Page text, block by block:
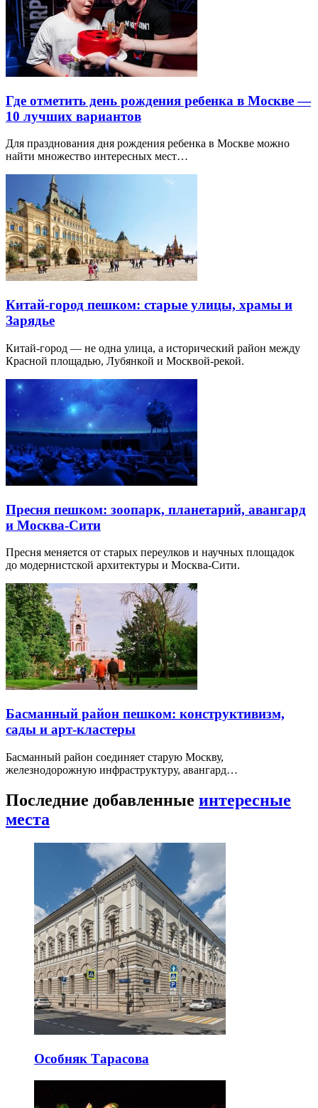
Где отметить день рождения ребенка в Москве —
10 лучших вариантов
Для празднования дня рождения ребенка в Москве можно
найти множество интересных мест…
Китай-город пешком: старые улицы, храмы и
Зарядье
Китай-город — не одна улица, а исторический район между
Красной площадью, Лубянкой и Москвой-рекой.
Пресня пешком: зоопарк, планетарий, авангард
и Москва-Сити
Пресня меняется от старых переулков и научных площадок
до модернистской архитектуры и Москва-Сити.
Басманный район пешком: конструктивизм,
сады и арт-кластеры
Басманный район соединяет старую Москву,
железнодорожную инфраструктуру, авангард…
Последние добавленные интересные
места
Особняк Тарасова